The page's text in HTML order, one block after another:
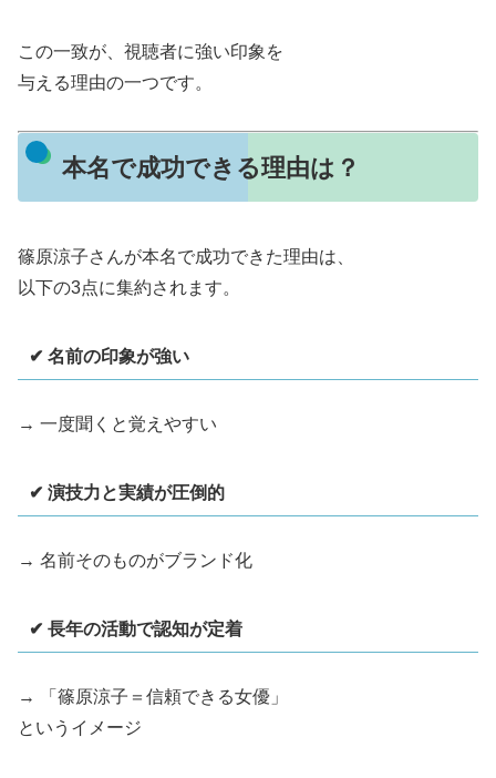
この一致が、視聴者に強い印象を
与える理由の一つです。
本名で成功できる理由は？
篠原涼子さんが本名で成功できた理由は、
以下の3点に集約されます。
✔ 名前の印象が強い
→ 一度聞くと覚えやすい
✔ 演技力と実績が圧倒的
→ 名前そのものがブランド化
✔ 長年の活動で認知が定着
→ 「篠原涼子＝信頼できる女優」
というイメージ